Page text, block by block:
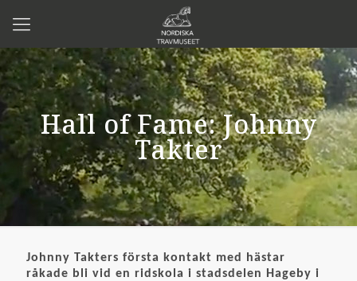
Hall of Fame: Johnny
Takter
Johnny Takters första kontakt med hästar
råkade bli vid en ridskola i stadsdelen Hageby i